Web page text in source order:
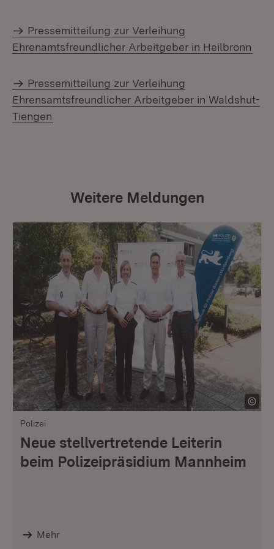
Pressemitteilung zur Verleihung
Ehrenamtsfreundlicher Arbeitgeber in Heilbronn
Pressemitteilung zur Verleihung
Ehrensamtsfreundlicher Arbeitgeber in Waldshut-
Tiengen
Weitere Meldungen
Polizei
Neue stellvertretende Leiterin
beim Polizeipräsidium Mannheim
Mehr